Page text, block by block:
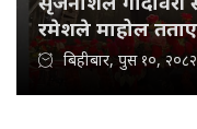
रमेशले माहोल तताए
बिहीबार, पुस १०, २०८२